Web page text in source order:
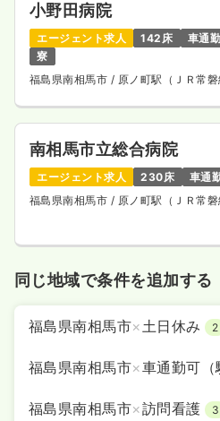
小野田病院
エージェント求人 142床 車通
寮
福島県南相馬市 / 原ノ町駅（ＪＲ常
南相馬市立総合病院
エージェント求人 230床 車通
福島県南相馬市 / 原ノ町駅（ＪＲ常
同じ地域で条件を追加する
福島県南相馬市×土日休み 2
福島県南相馬市×車通勤可（
福島県南相馬市×訪問看護 3